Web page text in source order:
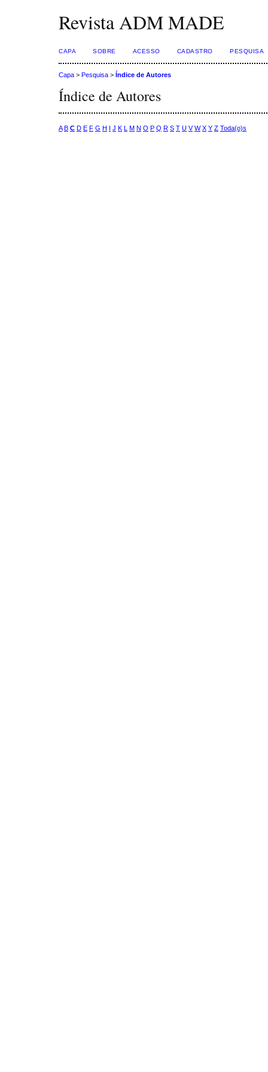
Revista ADM MADE
CAPA SOBRE ACESSO CADASTRO PESQUISA
Capa > Pesquisa > Índice de Autores
Índice de Autores
A B C D E F G H I J K L M N O P Q R S T U V W X Y Z Toda(o)s